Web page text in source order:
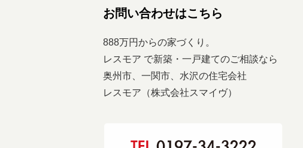
お問い合わせはこちら
888万円からの家づくり。
レスモア で新築・一戸建てのご相談なら
奥州市、一関市、水沢の住宅会社
レスモア（株式会社スマイヴ）